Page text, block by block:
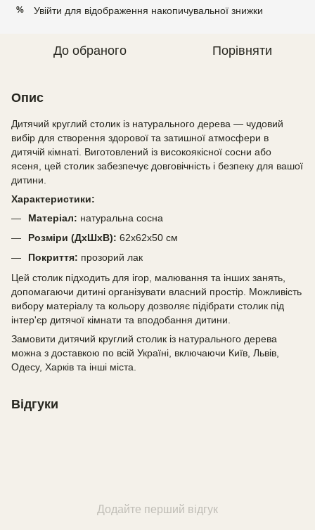
% Увійти для відображення накопичувальної знижки
До обраного Порівняти
Опис
Дитячий круглий столик із натурального дерева — чудовий
вибір для створення здорової та затишної атмосфери в
дитячій кімнаті. Виготовлений із високоякісної сосни або
ясеня, цей столик забезпечує довговічність і безпеку для вашої
дитини.
Характеристики:
Матеріал: натуральна сосна
Розміри (ДхШхВ): 62х62х50 см
Покриття: прозорий лак
Цей столик підходить для ігор, малювання та інших занять,
допомагаючи дитині організувати власний простір. Можливість
вибору матеріалу та кольору дозволяє підібрати столик під
інтер'єр дитячої кімнати та вподобання дитини.
Замовити дитячий круглий столик із натурального дерева
можна з доставкою по всій Україні, включаючи Київ, Львів,
Одесу, Харків та інші міста.
Відгуки
Додайте перший відгук